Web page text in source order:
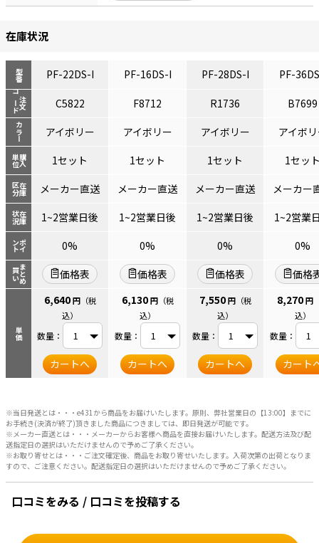
在庫状況
型番
注文
コード
カラー
購入
単位
在庫
区分
在庫
状況
ポイ
ント
まとめ
買い
単価
PF-22DS-I PF-16DS-I PF-28DS-I PF-
C5822 F8712 R1736
B7699
アイボリー
アイボリー アイボリー
アイボ
1セット
1セット 1セット
1セッ
メーカー直送
メーカー直送 メーカー直送
メーカー
1~2営業日後
1~2営業日後 1~2営業日後
1~2営業
0%
0% 0%
0%
価格表
価格表 価格表
価格
6,640 円（税
込）
数量：
カートへ
6,130 円（税
込）
数量：
カートへ
7,550 円（税
込）
数量：
カートへ
8,270 円
込）
数量：
カート
※当日発送とは・・・e431から商品をお届けいたします。原則、弊社営業日の【13:00】までに
お手続き(決済が終了)頂きました商品につきましては、即日発送が可能です。
※メーカー直送とは・・・メーカーからお客様へ商品を直接お届けいたします。配送方法及び配
送指定日の選択はいただけませんので予めご了承ください。
※お取り寄せとは・・・ご注文確定後、商品をお取り寄せいたします。入荷次第の出荷となりま
すので、ご注意ください。配送指定日の選択はいただけませんので予めご了承ください。
口コミをみる / 口コミを投稿する